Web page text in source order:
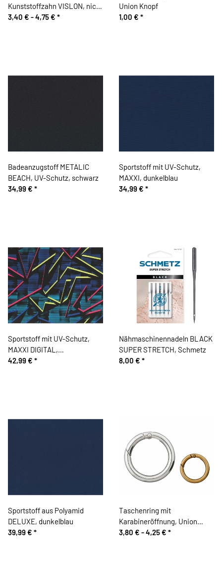
Kunststoffzahn VISLON, nicht
teilbar, schwarz-silber
3,40 € -4,75 € *
Union Knopf
1,00 € *
Badeanzugstoff METALIC
BEACH, UV-Schutz, schwarz
34,99 € *
Sportstoff mit UV-Schutz,
MAXXI, dunkelblau
34,99 € *
Sportstoff mit UV-Schutz,
MAXXI DIGITAL,
Zackenraster, blau
42,99 € *
Nähmaschinennadeln BLACK
SUPER STRETCH, Schmetz
8,00 € *
Sportstoff aus Polyamid
DELUXE, dunkelblau
39,99 € *
Taschenring mit
Karabineröffnung, Union
Knopf
3,80 € -4,25 € *